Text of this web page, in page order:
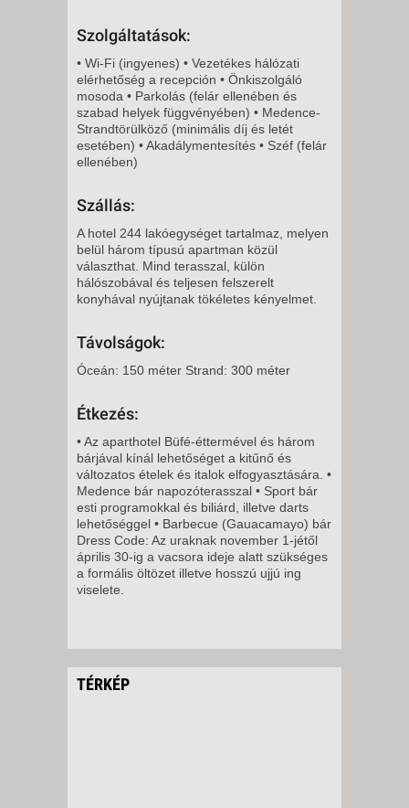
2026. DECEMBER 08., KEDD -
8 NAP / 7 ÉJSZAKA
2026. DECEMBER 09., SZERDA
-
8 NAP / 7 ÉJSZAKA
2026. DECEMBER 10.,
8 NAP / 7 ÉJSZAKA
2026. DECEMBER 11., PÉNTEK
-
8 NAP / 7 ÉJSZAKA
2026. DECEMBER 12.,
SZOMBAT -
VASÁRNAP -
2026. DECEMBER 14., HÉTFŐ -
8 NAP / 7 ÉJSZAKA
2026. DECEMBER 15., KEDD -
8 NAP / 7 ÉJSZAKA
2026. DECEMBER 16., SZERDA
-
2026. DECEMBER 17.,
CSÜTÖRTÖK -
8 NAP / 7 ÉJSZAKA
Szolgáltatások:
• Wi-Fi (ingyenes) • Vezetékes hálózati
elérhetőség a recepción • Önkiszolgáló
mosoda • Parkolás (felár ellenében és
szabad helyek függvényében) • Medence-
Strandtörülköző (minimális díj és letét
esetében) • Akadálymentesítés • Széf (felár
ellenében)
Szállás:
A hotel 244 lakóegységet tartalmaz, melyen
belül három típusú apartman közül
választhat. Mind terasszal, külön
hálószobával és teljesen felszerelt
konyhával nyújtanak tökéletes kényelmet.
Távolságok:
Óceán: 150 méter Strand: 300 méter
Étkezés:
• Az aparthotel Büfé-éttermével és három
bárjával kínál lehetőséget a kitűnő és
változatos ételek és italok elfogyasztására. •
Medence bár napozóterasszal • Sport bár
esti programokkal és biliárd, illetve darts
lehetőséggel • Barbecue (Gauacamayo) bár
Dress Code: Az uraknak november 1-jétől
április 30-ig a vacsora ideje alatt szükséges
a formális öltözet illetve hosszú ujjú ing
viselete.
TÉRKÉP